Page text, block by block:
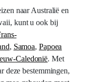
naar Australië en
kunt u ook bij
, Samoa, Papoea
Caledonië. Met
deze bestemmingen,